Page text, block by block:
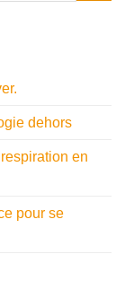
dehors
en
pour se